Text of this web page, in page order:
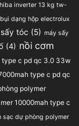
inverter 13 kg tw-
dạng hộp electrolux
tóc (5) máy sấy
(4) nồi cơm
type c pd qc 3.0 33w
type c pd qc
polymer
10000mah type c
sạc dự phòng polymer